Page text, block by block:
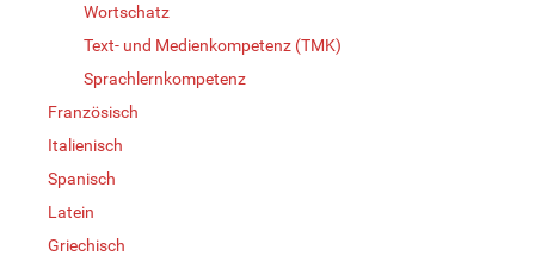
Wortschatz
Text- und Medienkompetenz (TMK)
Sprachlernkompetenz
Französisch
Italienisch
Spanisch
Latein
Griechisch